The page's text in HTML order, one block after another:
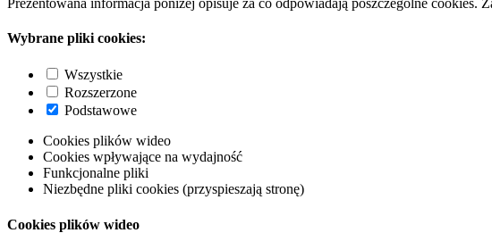
Prezentowana informacja poniżej opisuje za co odpowiadają poszczególne
Wybrane pliki cookies:
Wszystkie
Rozszerzone
Podstawowe
Cookies plików wideo
Cookies wpływające na wydajność
Funkcjonalne pliki
Niezbędne pliki cookies (przyspieszają stronę)
Cookies plików wideo